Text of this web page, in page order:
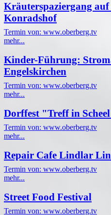
Kräuterspaziergang
Konradshof
Termin von: www.oberberg.tv
mehr...
Kinder-Führung:
Engelskirchen
Termin von: www.oberberg.tv
mehr...
Dorffest "Treff in
Termin von: www.oberberg.tv
mehr...
Repair Cafe Lindlar
Termin von: www.oberberg.tv
mehr...
Street Food Festival
Termin von: www.oberberg.tv